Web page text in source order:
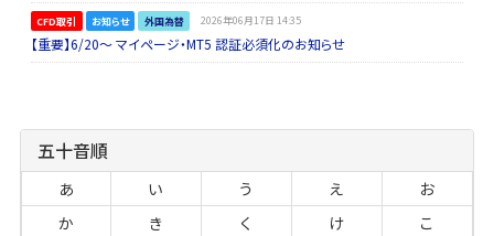
CFD取引 お知らせ 外国為替 2026年06月17日 14:35
【重要】6/20～ マイページ・MT5 認証必須化のお知らせ
五十音順
あ い う え
お
か
き く け
こ